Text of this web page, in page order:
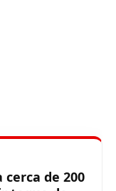
de 200